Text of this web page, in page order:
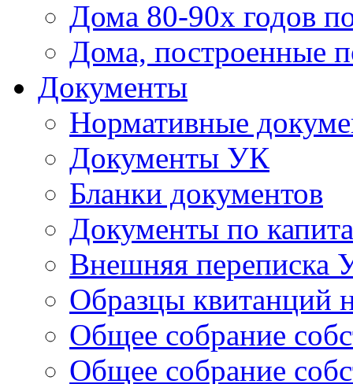
Дома 80-90х годов
Дома, построенные
Документы
Нормативные
Документы УК
Бланки документов
Документы по
Внешняя переписка
Образцы квитанций
Общее собрание
Общее собрание